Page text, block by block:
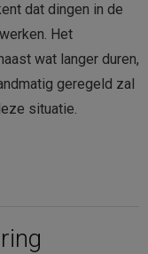
dat dingen in de
Het
wat langer duren,
geregeld zal
situatie.